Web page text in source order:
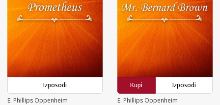
Izposodi
E. Phillips Oppenheim
Kupi
Izposodi
E. Phillips Oppenheim